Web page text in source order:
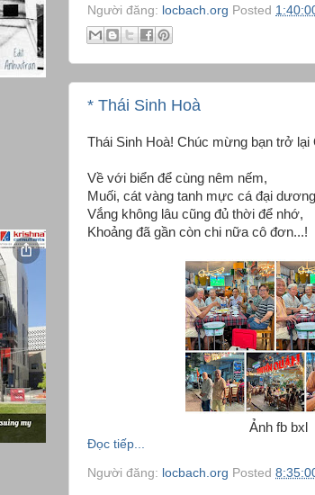
Người đăng: locbach.org Posted
* Thái Sinh Hoà
Thái Sinh Hoà! Chúc mừng bạn trở lại
Về với biển để cùng nêm nếm,
Muối, cát vàng tanh mực cá đại
Vắng không lâu cũng đủ thời để nhớ,
Khoảng đã gần còn chi nữa cô đơn...!
Ảnh fb bxl
Đọc tiếp...
Người đăng: locbach.org Posted